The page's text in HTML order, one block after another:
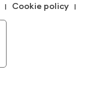
| Cookie policy |